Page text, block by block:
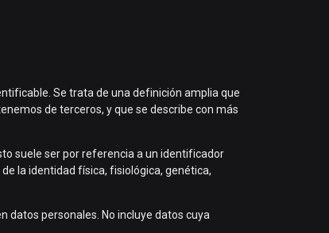
Se trata de una definición amplia que
de terceros, y que se describe con más
suele ser por referencia a un identificador
la identidad física, fisiológica, genética,
datos personales. No incluye datos cuya